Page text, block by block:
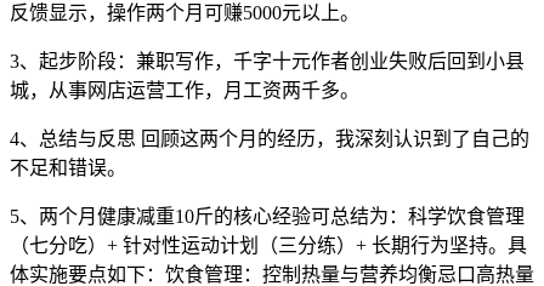
反馈显示，操作两个月可赚5000元以上。
3、起步阶段：兼职写作，千字十元作者创业失败后回到小县
城，从事网店运营工作，月工资两千多。
4、总结与反思 回顾这两个月的经历，我深刻认识到了自己的
不足和错误。
5、两个月健康减重10斤的核心经验可总结为：科学饮食管理
（七分吃）+ 针对性运动计划（三分练）+ 长期行为坚持。具
体实施要点如下：饮食管理：控制热量与营养均衡忌口高热量